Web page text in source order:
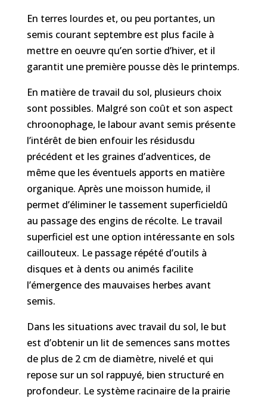
En terres lourdes et, ou peu portantes, un
semis courant septembre est plus facile à
mettre en oeuvre qu’en sortie d’hiver, et il
garantit une première pousse dès le printemps.
En matière de travail du sol, plusieurs choix
sont possibles. Malgré son coût et son aspect
chroonophage, le labour avant semis présente
l’intérêt de bien enfouir les résidusdu
précédent et les graines d’adventices, de
même que les éventuels apports en matière
organique. Après une moisson humide, il
permet d’éliminer le tassement superficieldû
au passage des engins de récolte. Le travail
superficiel est une option intéressante en sols
caillouteux. Le passage répété d’outils à
disques et à dents ou animés facilite
l’émergence des mauvaises herbes avant
semis.
Dans les situations avec travail du sol, le but
est d’obtenir un lit de semences sans mottes
de plus de 2 cm de diamètre, nivelé et qui
repose sur un sol rappuyé, bien structuré en
profondeur. Le système racinaire de la prairie